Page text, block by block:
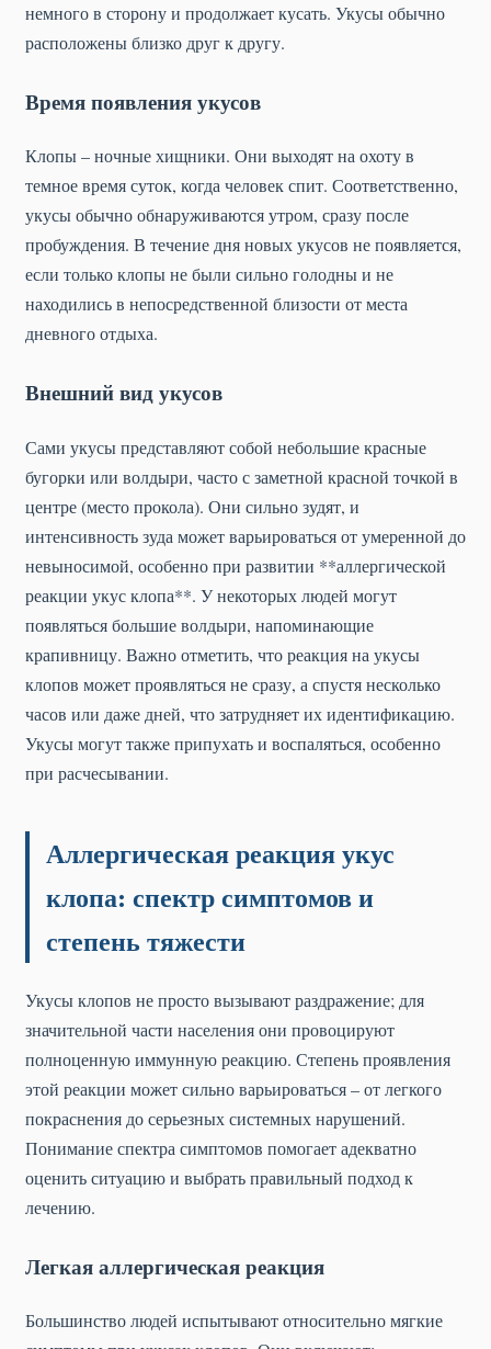
немного в сторону и продолжает кусать. Укусы обычно
расположены близко друг к другу.
Время появления укусов
Клопы – ночные хищники. Они выходят на охоту в
темное время суток, когда человек спит. Соответственно,
укусы обычно обнаруживаются утром, сразу после
пробуждения. В течение дня новых укусов не появляется,
если только клопы не были сильно голодны и не
находились в непосредственной близости от места
дневного отдыха.
Внешний вид укусов
Сами укусы представляют собой небольшие красные
бугорки или волдыри, часто с заметной красной точкой в
центре (место прокола). Они сильно зудят, и
интенсивность зуда может варьироваться от умеренной до
невыносимой, особенно при развитии **аллергической
реакции укус клопа**. У некоторых людей могут
появляться большие волдыри, напоминающие
крапивницу. Важно отметить, что реакция на укусы
клопов может проявляться не сразу, а спустя несколько
часов или даже дней, что затрудняет их идентификацию.
Укусы могут также припухать и воспаляться, особенно
при расчесывании.
Аллергическая реакция укус
клопа: спектр симптомов и
степень тяжести
Укусы клопов не просто вызывают раздражение; для
значительной части населения они провоцируют
полноценную иммунную реакцию. Степень проявления
этой реакции может сильно варьироваться – от легкого
покраснения до серьезных системных нарушений.
Понимание спектра симптомов помогает адекватно
оценить ситуацию и выбрать правильный подход к
лечению.
Легкая аллергическая реакция
Большинство людей испытывают относительно мягкие